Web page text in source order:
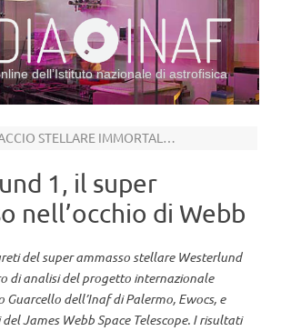
dell’Istituto nazionale di astrofisica
ENORME ABBRACCIO STELLARE IMMORTALATO DAGLI STRUMENTI NIRCAM E MIRI
1, il super
nell’occhio di Webb
del super ammasso stellare Westerlund
di analisi del progetto internazionale
dell’Inaf di Palermo, Ewocs, e
James Webb Space Telescope. I risultati